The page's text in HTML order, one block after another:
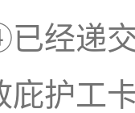
经递
庇护工